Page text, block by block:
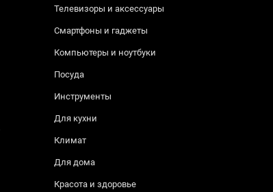
Телевизоры и аксессуары
Смартфоны и гаджеты
Компьютеры и ноутбуки
Посуда
Инструменты
Для кухни
Климат
Для дома
Красота и здоровье